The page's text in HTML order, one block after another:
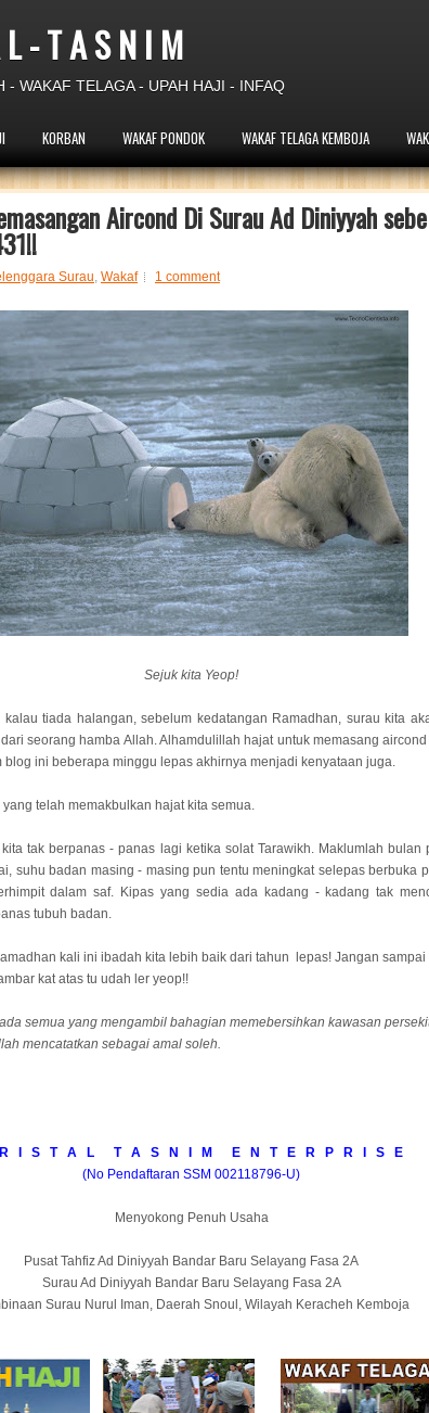
- T A S N I M
- WAKAF TELAGA - UPAH HAJI - INFAQ
KORBAN WAKAF PONDOK WAKAF TELAGA KEMBOJA
Aircond Di Surau Ad Diniyyah
Surau, Wakaf 1 comment
Sejuk kita Yeop!
kalau tiada halangan, sebelum kedatangan Ramadhan, surau kita
dari seorang hamba Allah. Alhamdulillah hajat untuk memasang
blog ini beberapa minggu lepas akhirnya menjadi kenyataan juga.
telah memakbulkan hajat kita semua.
tak berpanas - panas lagi ketika solat Tarawikh. Maklumlah bulan
suhu badan masing - masing pun tentu meningkat selepas berbuka
dalam saf. Kipas yang sedia ada kadang - kadang tak
tubuh badan.
kali ini ibadah kita lebih baik dari tahun lepas! Jangan sampai
kat atas tu udah ler yeop!!
semua yang mengambil bahagian memebersihkan kawasan
mencatatkan sebagai amal soleh.
I S T A L T A S N I M E N T E R P R I S E
(No Pendaftaran SSM 002118796-U)
Menyokong Penuh Usaha
Pusat Tahfiz Ad Diniyyah Bandar Baru Selayang Fasa 2A
Surau Ad Diniyyah Bandar Baru Selayang Fasa 2A
Surau Nurul Iman, Daerah Snoul, Wilayah Keracheh Kemboja